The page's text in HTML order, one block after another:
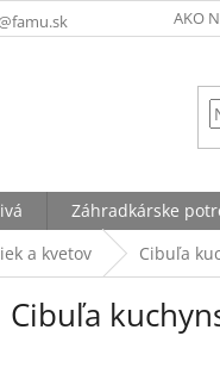
AKO
Záhradkárske
a kvetov Cibuľa
Cibuľa